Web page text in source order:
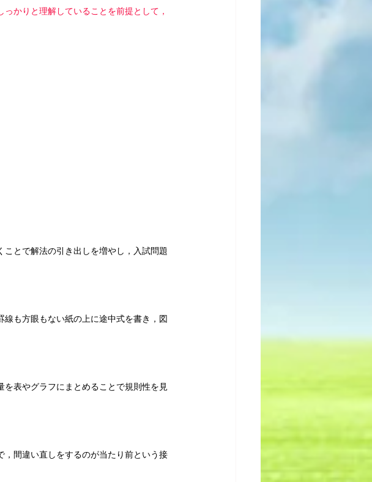
かりと理解していることを前提として，
とで解法の引き出しを増やし，入試問題
も方眼もない紙の上に途中式を書き，図
表やグラフにまとめることで規則性を見
間違い直しをするのが当たり前という接